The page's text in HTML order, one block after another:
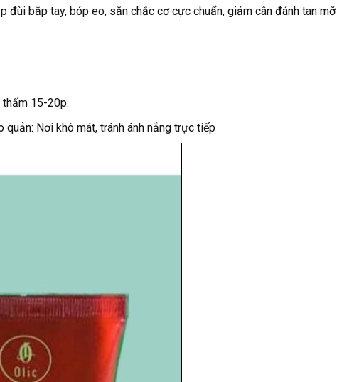
bắp tay, bóp eo, săn chắc cơ cực chuẩn, giảm cân đánh tan mỡ
15-20p.
Nơi khô mát, tránh ánh nắng trực tiếp